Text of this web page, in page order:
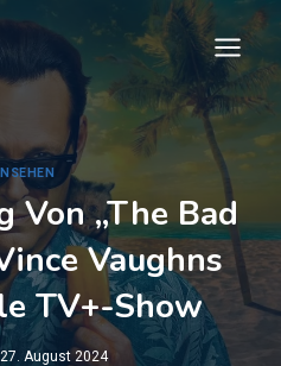
Von „The Bad
Vaughns
TV+-Show
27. August 2024